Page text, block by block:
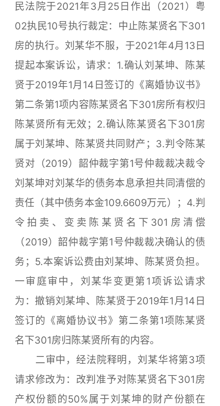
民法院于2021年3月25日作出（2021）粤
02执民10号执行裁定：中止陈某贤名下301
房的执行。刘某华不服，于2021年4月13日
提起本案诉讼，请求：1.确认刘某坤、陈某
贤于2019年1月14日签订的《离婚协议书》
第二条第1项内容陈某贤名下301房所有权归
陈某贤所有无效；2.确认陈某贤名下301房
属于刘某坤、陈某贤共同财产；3.判令陈某
贤对（2019）韶仲裁字第1号仲裁裁决裁令
刘某坤对刘某华的债务本息承担共同清偿的
责任（其中债务本金109.6609万元）；4.判
令拍卖、变卖陈某贤名下301房清偿
（2019）韶仲裁字第1号仲裁裁决确认的债
务；5.本案诉讼费由刘某坤、陈某贤负担。
一审庭审中，刘某华变更第1项诉讼请求
为：撤销刘某坤、陈某贤于2019年1月14日
签订的《离婚协议书》第二条第1项陈某贤
名下301房归陈某贤所有的内容。
二审中，经法院释明，刘某华将第3项
请求修改为：改判准予对陈某贤名下301房
产权份额的50%属于刘某坤的财产份额在